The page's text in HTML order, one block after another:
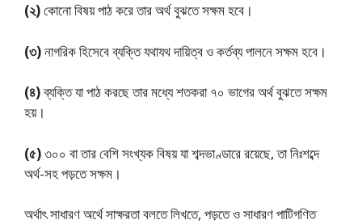
(২)কোনাে বিষয় পাঠ করে তার অর্থ বুঝতে সক্ষম হবে।
(৩)নাগরিক হিসেবে ব্যক্তি যথাযথ দায়িত্ব ও কর্তব্য পালনে সক্ষম হবে।
(৪)ব্যক্তি যা পাঠ করছে তার মধ্যে শতকরা ৭০ ভাগের অর্থ বুঝতে সক্ষম
হয়।
(৫)৩০০ বা তার বেশি সংখ্যক বিষয় যা শব্দভাণ্ডারে রয়েছে, তা নিঃশব্দে
অর্থ-সহ পড়তে সক্ষম।
অর্থাৎ সাধারণ অর্থে সাক্ষরতা বলতে লিখতে, পড়তে ও সাধারণ পাটিগণিত